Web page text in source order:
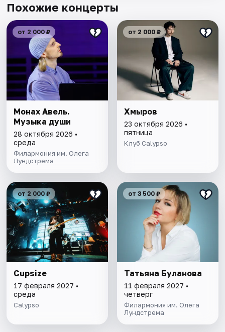
Похожие концерты
от 2 000 ₽
Монах Авель.
Музыка души
28 октября 2026 •
среда
Филармония им. Олега
Лундстрема
от 2 000 ₽
Хмыров
23 октября 2026 •
пятница
Клуб Calypso
от 2 000 ₽
Cupsize
17 февраля 2027 •
среда
Calypso
от 3 500 ₽
Татьяна Буланова
11 февраля 2027 •
четверг
Филармония им. Олега
Лундстрема